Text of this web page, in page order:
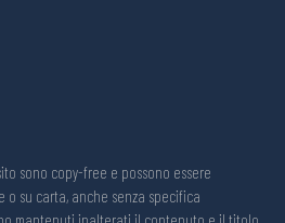
sono copy-free e possono essere
su carta, anche senza specifica